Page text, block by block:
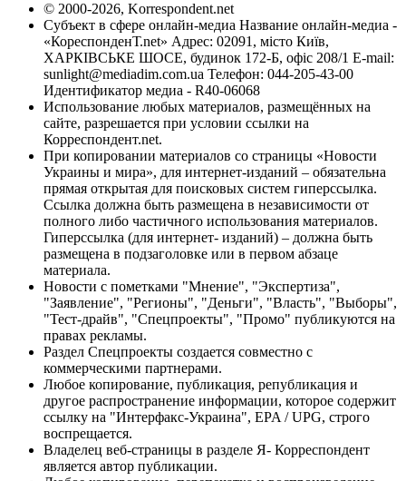
© 2000-2026, Korrespondent.net
Субъект в сфере онлайн-медиа Название онлайн-медиа -
«КореспонденТ.net» Адрес: 02091, місто Київ,
ХАРКІВСЬКЕ ШОСЕ, будинок 172-Б, офіс 208/1 E-mail:
sunlight@mediadim.com.ua Телефон: 044-205-43-00
Идентификатор медиа - R40-06068
Использование любых материалов, размещённых на
сайте, разрешается при условии ссылки на
Корреспондент.net.
При копировании материалов со страницы «Новости
Украины и мира», для интернет-изданий – обязательна
прямая открытая для поисковых систем гиперссылка.
Ссылка должна быть размещена в независимости от
полного либо частичного использования материалов.
Гиперссылка (для интернет- изданий) – должна быть
размещена в подзаголовке или в первом абзаце
материала.
Новости с пометками "Мнение", "Экспертиза",
"Заявление", "Регионы", "Деньги", "Власть", "Выборы",
"Тест-драйв", "Спецпроекты", "Промо" публикуются на
правах рекламы.
Раздел Спецпроекты создается совместно с
коммерческими партнерами.
Любое копирование, публикация, републикация и
другое распространение информации, которое содержит
ссылку на "Интерфакс-Украина", EPA / UPG, строго
воспрещается.
Владелец веб-страницы в разделе Я- Корреспондент
является автор публикации.